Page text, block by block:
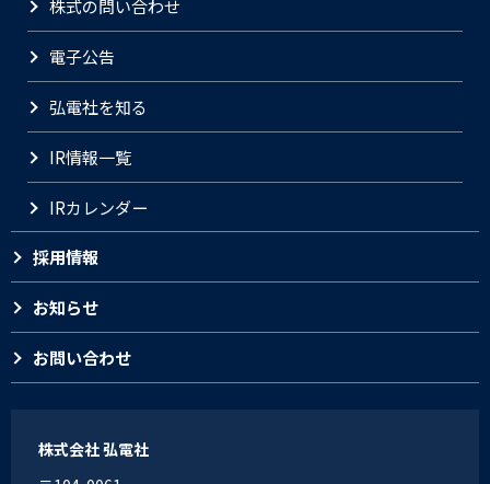
株式の問い合わせ
電子公告
弘電社を知る
IR情報一覧
IRカレンダー
採用情報
お知らせ
お問い合わせ
株式会社 弘電社